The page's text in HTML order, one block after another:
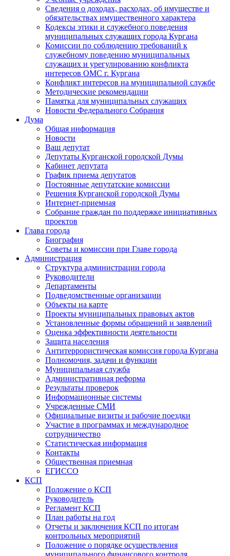
Сведения о доходах, расходах, об имуществе и
обязательствах имущественного характера
Кодексы этики и служебного поведения
муниципальных служащих города Кургана
Комиссии по соблюдению требований к
служебному поведению муниципальных
служащих и урегулированию конфликта
интересов ОМС г. Кургана
Конфликт интересов на муниципальной службе
Методические рекомендации
Памятка для муниципальных служащих
Новости Федерального Cобрания
Дума
Общая информация
Новости
Ваш депутат
Депутаты Курганской городской Думы
Кабинет депутата
График приема депутатов
Постоянные депутатские комиссии
Решения Курганской городской Думы
Интернет-приемная
Собрание граждан по поддержке инициативных
проектов
Глава города
Биография
Советы и комиссии при Главе города
Администрация
Структура администрации города
Руководители
Департаменты
Подведомственные организации
Объекты на карте
Проекты муниципальных правовых актов
Установленные формы обращений и заявлений
Оценка эффективности деятельности
Защита населения
Антитеррористическая комиссия города Кургана
Полномочия, задачи и функции
Муниципальная служба
Административная реформа
Результаты проверок
Информационные системы
Учрежденные СМИ
Официальные визиты и рабочие поездки
Участие в программах и международное
сотрудничество
Статистическая информация
Контакты
Общественная приемная
ЕГИССО
КСП
Положение о КСП
Руководитель
Регламент КСП
План работы на год
Отчеты и заключения КСП по итогам
контрольных мероприятий
Положение о порядке осуществления
муниципального финансового контроля